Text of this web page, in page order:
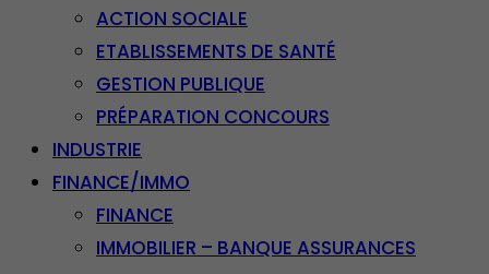
ACTION SOCIALE
ETABLISSEMENTS DE SANTÉ
GESTION PUBLIQUE
PRÉPARATION CONCOURS
INDUSTRIE
FINANCE/IMMO
FINANCE
IMMOBILIER – BANQUE ASSURANCES